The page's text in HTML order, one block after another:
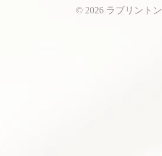
© 2026 ラブリントン